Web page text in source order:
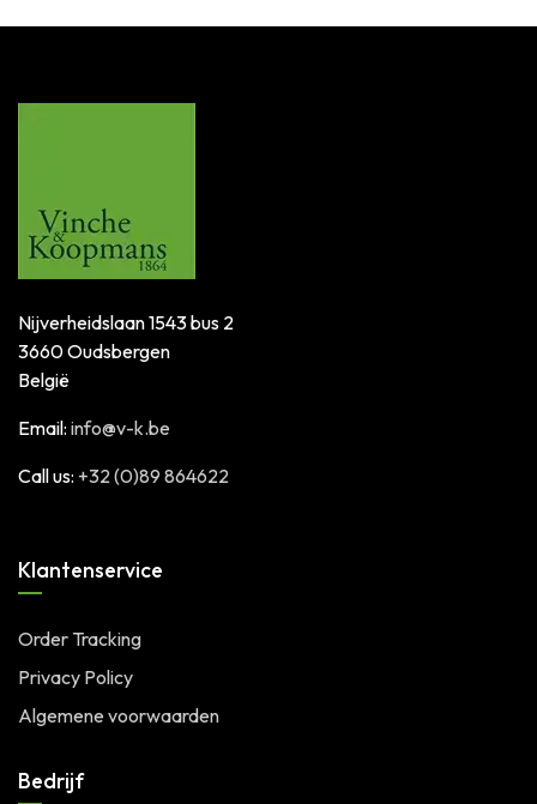
Nijverheidslaan 1543 bus 2
3660 Oudsbergen
België
Email: info@v-k.be
Call us: +32 (0)89 864622
Klantenservice
Order Tracking
Privacy Policy
Algemene voorwaarden
Bedrijf